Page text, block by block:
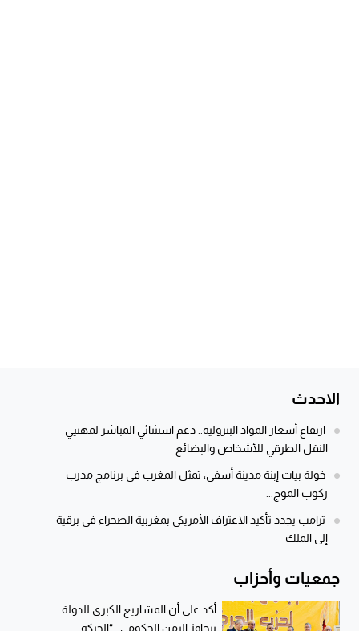
الاحدث
ارتفاع أسعار المواد البترولية.. دعم استثنائي المباشر لمهنيي
النقل الطرقي للأشخاص والبضائع
خولة بيات إبنة مدينة أسفي، تمثل المغرب في برنامج مدرب
ركوب الموج...
ترامب يجدد تأكيد الاعتراف الأمريكي بمغربية الصحراء في برقية
إلى الملك
جمعيات وأحزاب
أكد على أن المشاريع الكبرى للدولة
تتجاوز الزمن الحكومي.. “الحركة